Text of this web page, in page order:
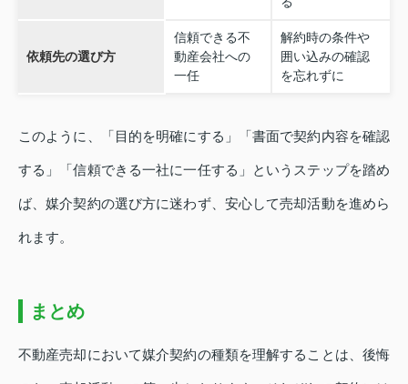
依頼先の選び方
信頼できる不
動産会社への
一任
解約時の条件や
囲い込みの確認
を忘れずに
このように、「目的を明確にする」「書面で契約内容を確認
する」「信頼できる一社に一任する」というステップを踏め
ば、媒介契約の選び方に迷わず、安心して売却活動を進めら
れます。
まとめ
不動産売却において媒介契約の種類を理解することは、後悔